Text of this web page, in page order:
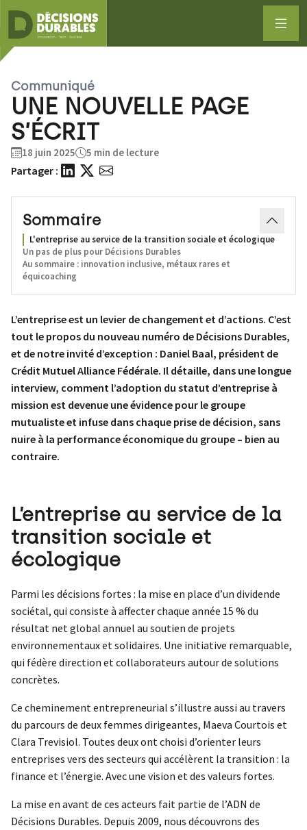
Communiqué
UNE NOUVELLE PAGE
S’ÉCRIT
18 juin 2025 5 min de lecture
Partager :
Sommaire
L'entreprise au service de la transition sociale et écologique
Un pas de plus pour Décisions Durables
Au sommaire : innovation inclusive, métaux rares et
équicoaching
L’entreprise est un levier de changement et d’actions. C’est
tout le propos du nouveau numéro de Décisions Durables,
et de notre invité d’exception : Daniel Baal, président de
Crédit Mutuel Alliance Fédérale. Il détaille, dans une longue
interview, comment l’adoption du statut d’entreprise à
mission est devenue une évidence pour le groupe
mutualiste et infuse dans chaque prise de décision, sans
nuire à la performance économique du groupe – bien au
contraire.
L’entreprise au service de la
transition sociale et
écologique
Parmi les décisions fortes : la mise en place d’un dividende
sociétal, qui consiste à affecter chaque année 15 % du
résultat net global annuel au soutien de projets
environnementaux et solidaires. Une initiative remarquable,
qui fédère direction et collaborateurs autour de solutions
concrètes.
Ce cheminement entrepreneurial s’illustre aussi au travers
du parcours de deux femmes dirigeantes, Maeva Courtois et
Clara Trevisiol. Toutes deux ont choisi d’orienter leurs
entreprises vers des secteurs qui accélèrent la transition : la
finance et l’énergie. Avec une vision et des valeurs fortes.
La mise en avant de ces acteurs fait partie de l’ADN de
Décisions Durables. Depuis 2009, nous découvrons des